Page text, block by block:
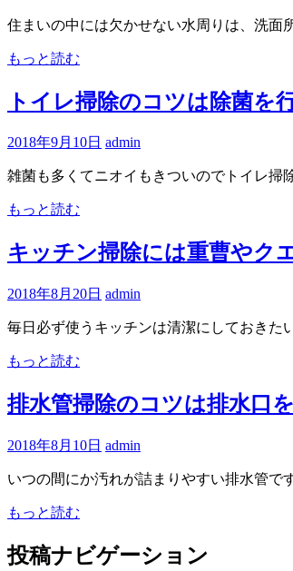
住まいの中には欠かせない水周りは、洗面
もっと読む
トイレ掃除のコツは除菌を
2018年9月10日 admin
雑菌も多くてニオイもきついのでトイレ掃
もっと読む
キッチン掃除には重曹やク
2018年8月20日 admin
毎日必ず使うキッチンは清潔にしておきた
もっと読む
排水管掃除のコツは排水口
2018年8月10日 admin
いつの間にか汚れが詰まりやすい排水管で
もっと読む
投稿ナビゲーション